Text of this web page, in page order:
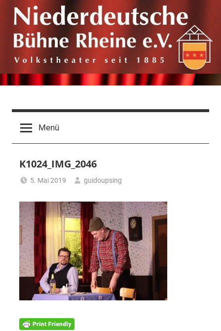
Zum
Inhalt
springen
Niederdeutsche
Bühne
Rheine
e.V.
1885
Menü
K1024_IMG_2046
5. Mai 2019 guidoupsing